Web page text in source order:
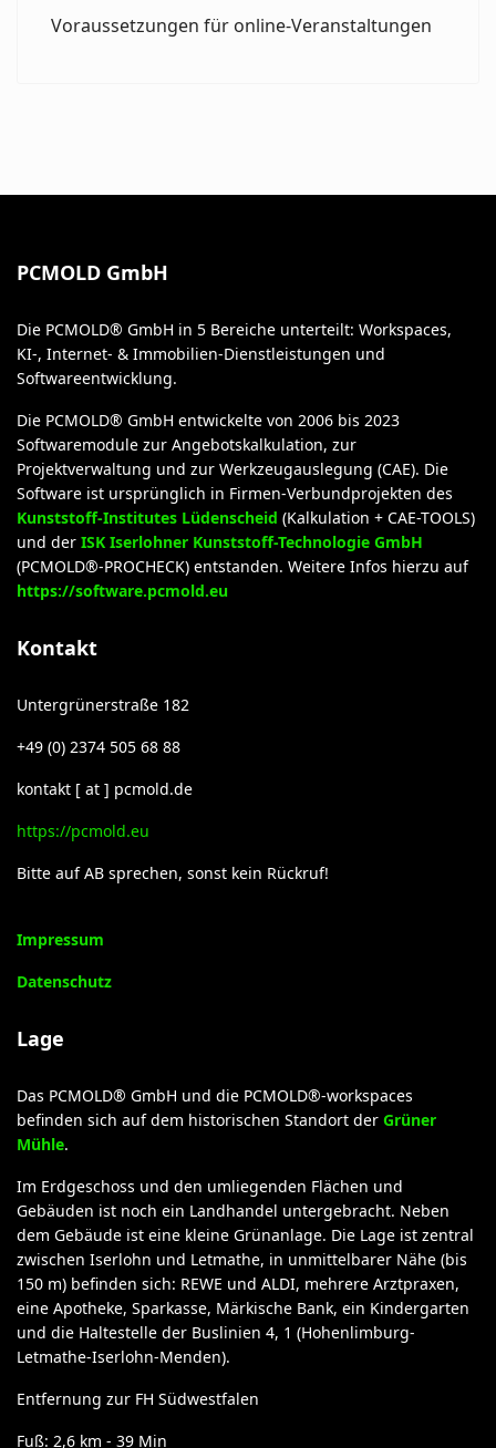
Voraussetzungen für online-Veranstaltungen
PCMOLD GmbH
Die PCMOLD® GmbH in 5 Bereiche unterteilt: Workspaces,
KI-, Internet- & Immobilien-Dienstleistungen und
Softwareentwicklung.
Die PCMOLD® GmbH entwickelte von 2006 bis 2023
Softwaremodule zur Angebotskalkulation, zur
Projektverwaltung und zur Werkzeugauslegung (CAE). Die
Software ist ursprünglich in Firmen-Verbundprojekten des
Kunststoff-Institutes Lüdenscheid (Kalkulation + CAE-TOOLS)
und der ISK Iserlohner Kunststoff-Technologie GmbH
(PCMOLD®-PROCHECK) entstanden. Weitere Infos hierzu auf
https://software.pcmold.eu
Kontakt
Untergrünerstraße 182
+49 (0) 2374 505 68 88
kontakt [ at ] pcmold.de
https://pcmold.eu
Bitte auf AB sprechen, sonst kein Rückruf!
Impressum
Datenschutz
Lage
Das PCMOLD® GmbH und die PCMOLD®-workspaces
befinden sich auf dem historischen Standort der Grüner
Mühle.
Im Erdgeschoss und den umliegenden Flächen und
Gebäuden ist noch ein Landhandel untergebracht. Neben
dem Gebäude ist eine kleine Grünanlage. Die Lage ist zentral
zwischen Iserlohn und Letmathe, in unmittelbarer Nähe (bis
150 m) befinden sich: REWE und ALDI, mehrere Arztpraxen,
eine Apotheke, Sparkasse, Märkische Bank, ein Kindergarten
und die Haltestelle der Buslinien 4, 1 (Hohenlimburg-
Letmathe-Iserlohn-Menden).
Entfernung zur FH Südwestfalen
Fuß: 2,6 km - 39 Min